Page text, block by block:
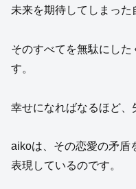
未来を期待してしまった
そのすべてを無駄にした
す。
幸せになればなるほど、
aikoは、その恋愛の矛盾
表現しているのです。